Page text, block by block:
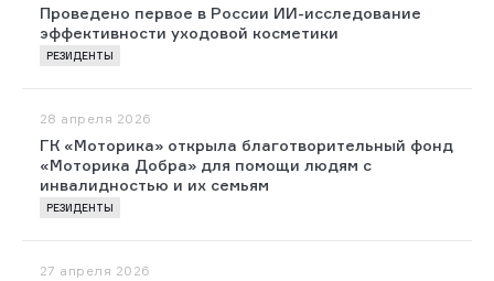
Проведено первое в России ИИ-исследование
эффективности уходовой косметики
РЕЗИДЕНТЫ
28 апреля 2026
ГК «Моторика» открыла благотворительный фонд
«Моторика Добра» для помощи людям с
инвалидностью и их семьям
РЕЗИДЕНТЫ
27 апреля 2026